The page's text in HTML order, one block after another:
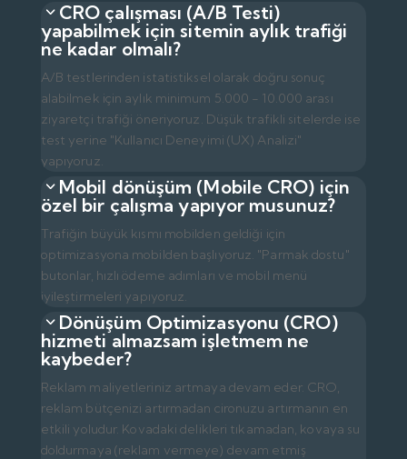
CRO çalışması (A/B Testi)
yapabilmek için sitemin aylık trafiği
ne kadar olmalı?
A/B testlerinden istatistiksel olarak doğru sonuç
alabilmek için aylık minimum 5.000 - 10.000 arası
ziyaretçi trafiği öneriyoruz. Düşük trafikli sitelerde ise
test yerine "Kullanıcı Deneyimi (UX) Analizi"
yapıyoruz.
Mobil dönüşüm (Mobile CRO) için
özel bir çalışma yapıyor musunuz?
Trafiğin büyük kısmı mobilden geldiği için
optimizasyona mobilden başlıyoruz. "Parmak dostu"
butonlar, hızlı ödeme adımları ve mobil menü
iyileştirmeleri yapıyoruz.
Dönüşüm Optimizasyonu (CRO)
hizmeti almazsam işletmem ne
kaybeder?
Reklam maliyetleriniz artmaya devam eder. CRO,
reklam bütçenizi artırmadan cironuzu artırmanın en
etkili yoludur. Kovadaki delikleri tıkamadan, kovaya su
doldurmaya (reklam vermeye) devam etmiş